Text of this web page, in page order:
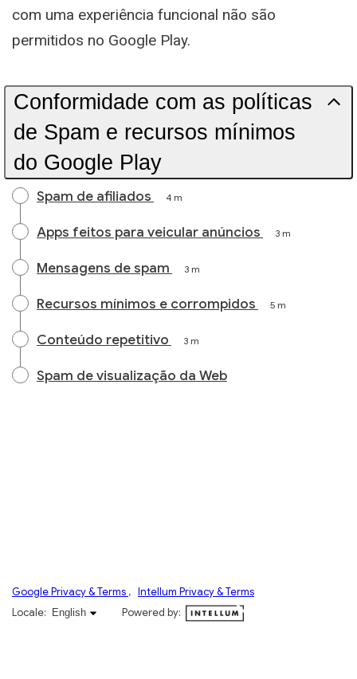
com uma experiência funcional não são
permitidos no Google Play.
Conformidade com as políticas
de Spam e recursos mínimos
do Google Play
Spam de afiliados 4 m
Apps feitos para veicular anúncios 3 m
Mensagens de spam 3 m
Recursos mínimos e corrompidos 5 m
Conteúdo repetitivo 3 m
Spam de visualização da Web
Google Privacy & Terms , Intellum Privacy & Terms
Locale:
English selected
English Powered by: